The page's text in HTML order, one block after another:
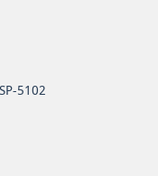
5102